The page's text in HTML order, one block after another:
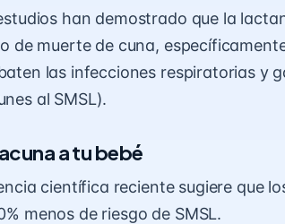
han demostrado que la
de muerte de cuna,
las infecciones respiratorias y
al SMSL).
a tu bebé
científica reciente sugiere que
menos de riesgo de SMSL.